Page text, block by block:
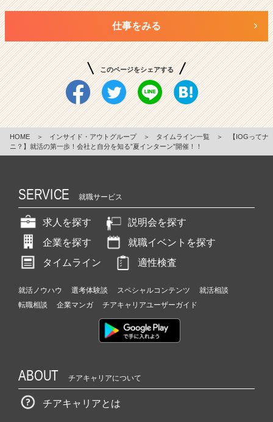
仕事をみる
このページをシェアする
HOME ＞ インサイド・アウトグループ ＞ タイムライン一覧 ＞
【IOGってナ
ニ？】就活の第一歩！会社と自分を知る”夏インターン”開催！！
SERVICE 就職サービス
求人を探す
説明会を探す
企業を探す
就職イベントを探す
タイムライン
適性検査
就活ノウハウ 選考体験談 スペシャルコンテンツ
就活相談
転職相談
企業マンガ チアキャリアユーザーガイド
ABOUT チアキャリアについて
チアキャリアとは